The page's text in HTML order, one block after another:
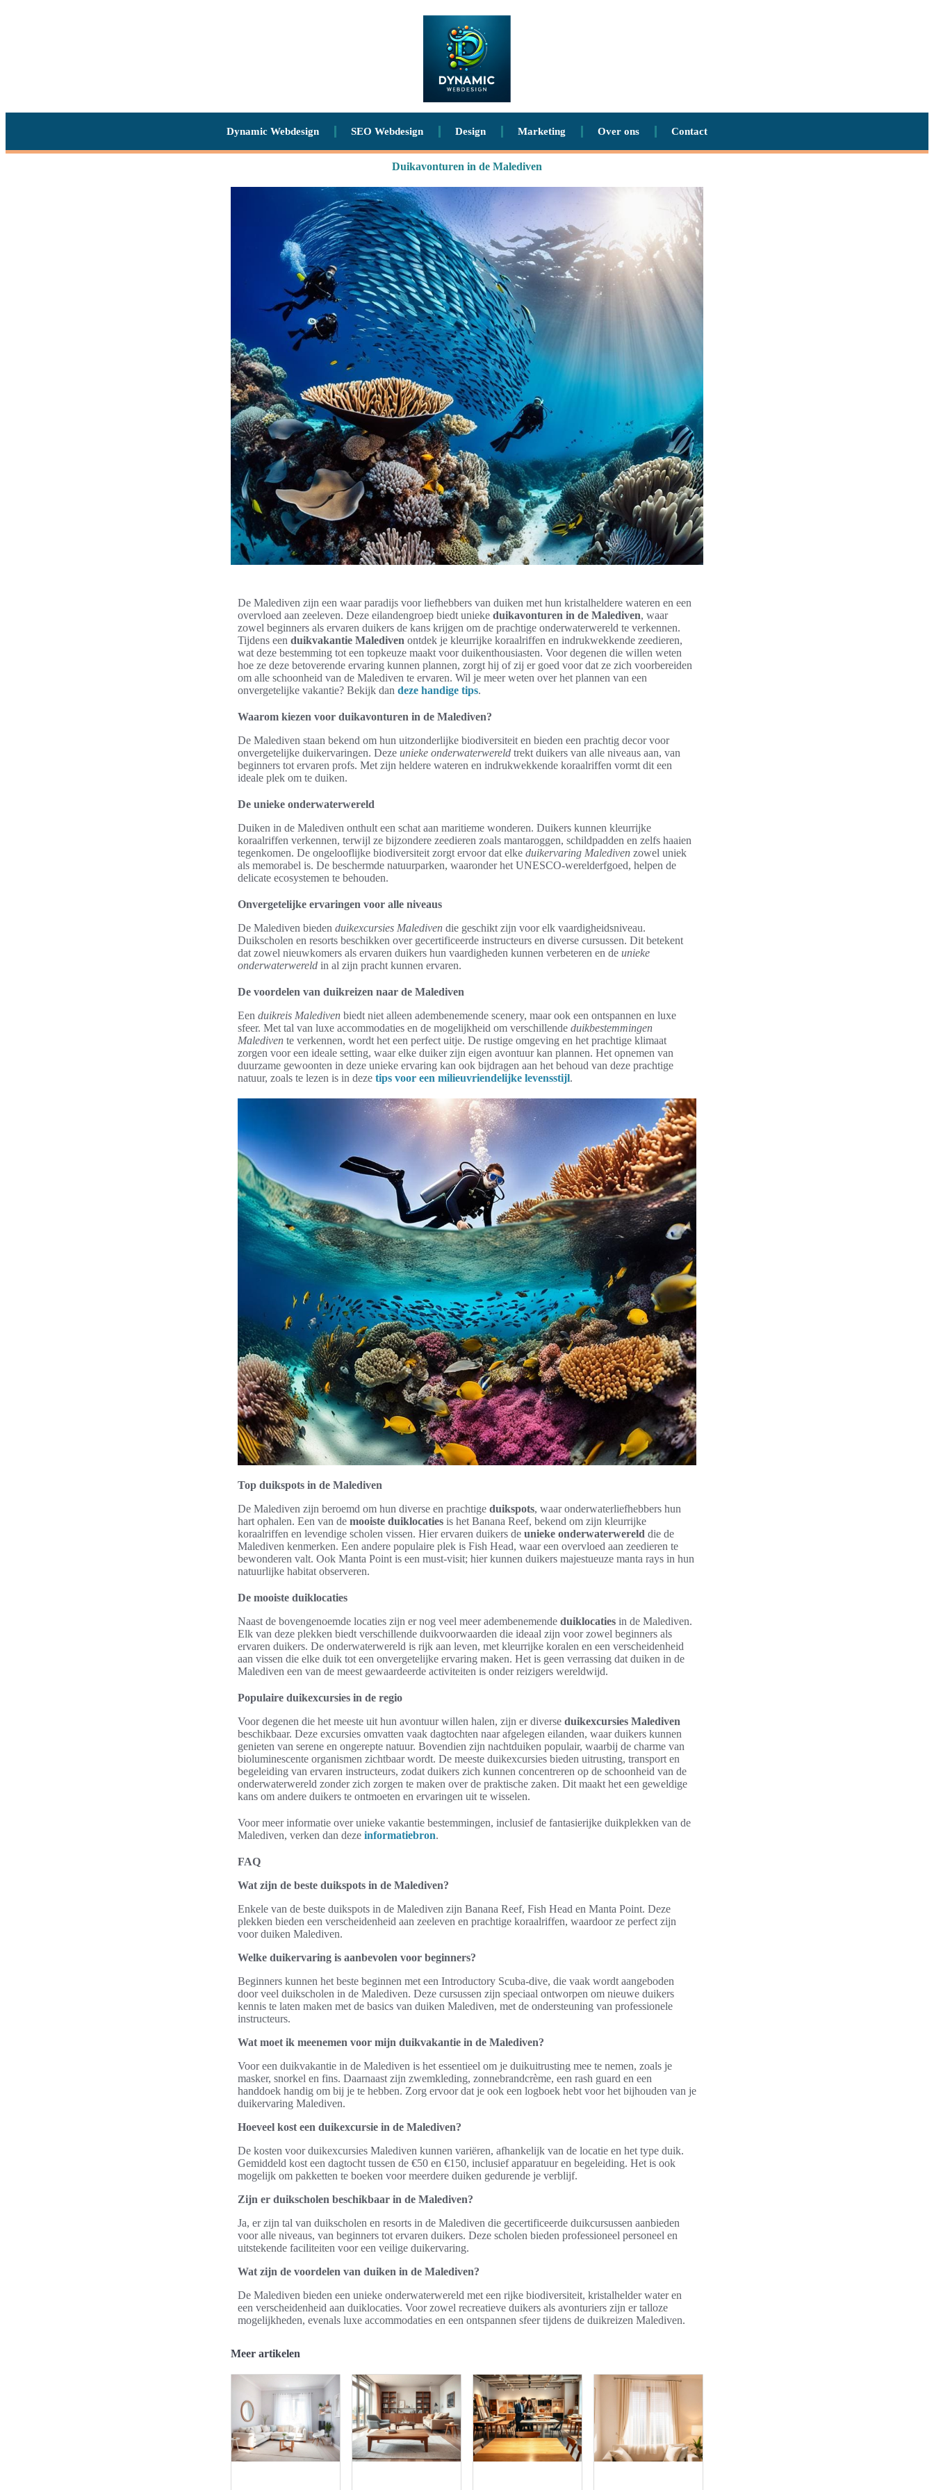
Dynamic Webdesign SEO Webdesign Design Marketing Over ons Contact
Duikavonturen in de Malediven
De Malediven zijn een waar paradijs voor liefhebbers van duiken met hun kristalheldere wateren en een
overvloed aan zeeleven. Deze eilandengroep biedt unieke duikavonturen in de Malediven, waar
zowel beginners als ervaren duikers de kans krijgen om de prachtige onderwaterwereld te verkennen.
Tijdens een duikvakantie Malediven ontdek je kleurrijke koraalriffen en indrukwekkende zeedieren,
wat deze bestemming tot een topkeuze maakt voor duikenthousiasten. Voor degenen die willen weten
hoe ze deze betoverende ervaring kunnen plannen, zorgt hij of zij er goed voor dat ze zich voorbereiden
om alle schoonheid van de Malediven te ervaren. Wil je meer weten over het plannen van een
onvergetelijke vakantie? Bekijk dan deze handige tips.
Waarom kiezen voor duikavonturen in de Malediven?
De Malediven staan bekend om hun uitzonderlijke biodiversiteit en bieden een prachtig decor voor
onvergetelijke duikervaringen. Deze unieke onderwaterwereld trekt duikers van alle niveaus aan, van
beginners tot ervaren profs. Met zijn heldere wateren en indrukwekkende koraalriffen vormt dit een
ideale plek om te duiken.
De unieke onderwaterwereld
Duiken in de Malediven onthult een schat aan maritieme wonderen. Duikers kunnen kleurrijke
koraalriffen verkennen, terwijl ze bijzondere zeedieren zoals mantaroggen, schildpadden en zelfs haaien
tegenkomen. De ongelooflijke biodiversiteit zorgt ervoor dat elke duikervaring Malediven zowel uniek
als memorabel is. De beschermde natuurparken, waaronder het UNESCO-werelderfgoed, helpen de
delicate ecosystemen te behouden.
Onvergetelijke ervaringen voor alle niveaus
De Malediven bieden duikexcursies Malediven die geschikt zijn voor elk vaardigheidsniveau.
Duikscholen en resorts beschikken over gecertificeerde instructeurs en diverse cursussen. Dit betekent
dat zowel nieuwkomers als ervaren duikers hun vaardigheden kunnen verbeteren en de unieke
onderwaterwereld in al zijn pracht kunnen ervaren.
De voordelen van duikreizen naar de Malediven
Een duikreis Malediven biedt niet alleen adembenemende scenery, maar ook een ontspannen en luxe
sfeer. Met tal van luxe accommodaties en de mogelijkheid om verschillende duikbestemmingen
Malediven te verkennen, wordt het een perfect uitje. De rustige omgeving en het prachtige klimaat
zorgen voor een ideale setting, waar elke duiker zijn eigen avontuur kan plannen. Het opnemen van
duurzame gewoonten in deze unieke ervaring kan ook bijdragen aan het behoud van deze prachtige
natuur, zoals te lezen is in deze tips voor een milieuvriendelijke levensstijl.
Top duikspots in de Malediven
De Malediven zijn beroemd om hun diverse en prachtige duikspots, waar onderwaterliefhebbers hun
hart ophalen. Een van de mooiste duiklocaties is het Banana Reef, bekend om zijn kleurrijke
koraalriffen en levendige scholen vissen. Hier ervaren duikers de unieke onderwaterwereld die de
Malediven kenmerken. Een andere populaire plek is Fish Head, waar een overvloed aan zeedieren te
bewonderen valt. Ook Manta Point is een must-visit; hier kunnen duikers majestueuze manta rays in hun
natuurlijke habitat observeren.
De mooiste duiklocaties
Naast de bovengenoemde locaties zijn er nog veel meer adembenemende duiklocaties in de Malediven.
Elk van deze plekken biedt verschillende duikvoorwaarden die ideaal zijn voor zowel beginners als
ervaren duikers. De onderwaterwereld is rijk aan leven, met kleurrijke koralen en een verscheidenheid
aan vissen die elke duik tot een onvergetelijke ervaring maken. Het is geen verrassing dat duiken in de
Malediven een van de meest gewaardeerde activiteiten is onder reizigers wereldwijd.
Populaire duikexcursies in de regio
Voor degenen die het meeste uit hun avontuur willen halen, zijn er diverse duikexcursies Malediven
beschikbaar. Deze excursies omvatten vaak dagtochten naar afgelegen eilanden, waar duikers kunnen
genieten van serene en ongerepte natuur. Bovendien zijn nachtduiken populair, waarbij de charme van
bioluminescente organismen zichtbaar wordt. De meeste duikexcursies bieden uitrusting, transport en
begeleiding van ervaren instructeurs, zodat duikers zich kunnen concentreren op de schoonheid van de
onderwaterwereld zonder zich zorgen te maken over de praktische zaken. Dit maakt het een geweldige
kans om andere duikers te ontmoeten en ervaringen uit te wisselen.
Voor meer informatie over unieke vakantie bestemmingen, inclusief de fantasierijke duikplekken van de
Malediven, verken dan deze informatiebron.
FAQ
Wat zijn de beste duikspots in de Malediven?
Enkele van de beste duikspots in de Malediven zijn Banana Reef, Fish Head en Manta Point. Deze
plekken bieden een verscheidenheid aan zeeleven en prachtige koraalriffen, waardoor ze perfect zijn
voor duiken Malediven.
Welke duikervaring is aanbevolen voor beginners?
Beginners kunnen het beste beginnen met een Introductory Scuba-dive, die vaak wordt aangeboden
door veel duikscholen in de Malediven. Deze cursussen zijn speciaal ontworpen om nieuwe duikers
kennis te laten maken met de basics van duiken Malediven, met de ondersteuning van professionele
instructeurs.
Wat moet ik meenemen voor mijn duikvakantie in de Malediven?
Voor een duikvakantie in de Malediven is het essentieel om je duikuitrusting mee te nemen, zoals je
masker, snorkel en fins. Daarnaast zijn zwemkleding, zonnebrandcrème, een rash guard en een
handdoek handig om bij je te hebben. Zorg ervoor dat je ook een logboek hebt voor het bijhouden van je
duikervaring Malediven.
Hoeveel kost een duikexcursie in de Malediven?
De kosten voor duikexcursies Malediven kunnen variëren, afhankelijk van de locatie en het type duik.
Gemiddeld kost een dagtocht tussen de €50 en €150, inclusief apparatuur en begeleiding. Het is ook
mogelijk om pakketten te boeken voor meerdere duiken gedurende je verblijf.
Zijn er duikscholen beschikbaar in de Malediven?
Ja, er zijn tal van duikscholen en resorts in de Malediven die gecertificeerde duikcursussen aanbieden
voor alle niveaus, van beginners tot ervaren duikers. Deze scholen bieden professioneel personeel en
uitstekende faciliteiten voor een veilige duikervaring.
Wat zijn de voordelen van duiken in de Malediven?
De Malediven bieden een unieke onderwaterwereld met een rijke biodiversiteit, kristalhelder water en
een verscheidenheid aan duiklocaties. Voor zowel recreatieve duikers als avonturiers zijn er talloze
mogelijkheden, evenals luxe accommodaties en een ontspannen sfeer tijdens de duikreizen Malediven.
Meer artikelen